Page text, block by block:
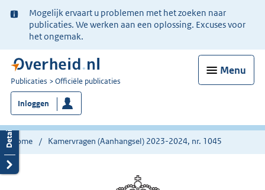
Ter
informatie:
Mogelijk ervaart u problemen met het zoeken naar
publicaties. We werken aan een oplossing. Excuses voor
het ongemak.
Menu
U
bent
nu
hier:
Publicaties Officiële publicaties
Inloggen
Home Kamervragen (Aanhangsel) 2023-2024, nr. 1045